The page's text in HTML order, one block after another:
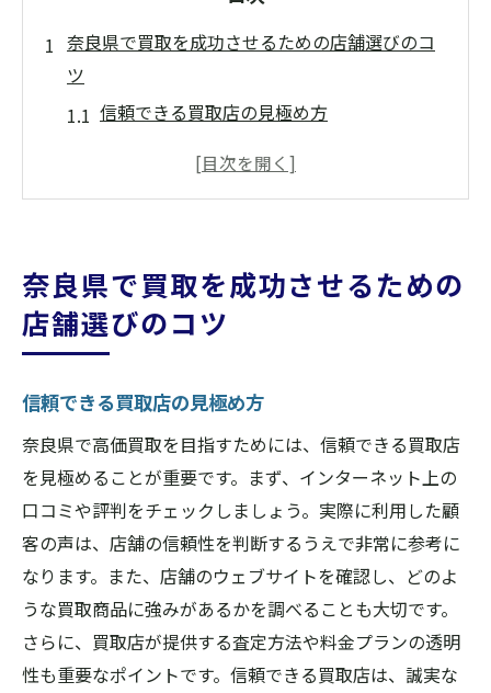
奈良県で買取を成功させるための店舗選びのコ
ツ
信頼できる買取店の見極め方
店舗の立地とアクセスの重要性
顧客サービスの質を評価するポイント
信頼できる買取店舗を奈良県で見つける方法
地域の口コミサイトを活用しよう
買取店舗の認証やライセンスを確認
友人や家族のおすすめを参考に
店舗の専門分野に注目する
相談しやすい雰囲気の店を選ぶ
口コミ評価が高い奈良県の買取店舗を探す
口コミ評価が信頼のバロメーター
評価サイトの使い方と注意点
奈良県で買取を成功させるための
店舗選びのコツ
信頼できる買取店の見極め方
奈良県で高価買取を目指すためには、信頼できる買取店
を見極めることが重要です。まず、インターネット上の
口コミや評判をチェックしましょう。実際に利用した顧
客の声は、店舗の信頼性を判断するうえで非常に参考に
なります。また、店舗のウェブサイトを確認し、どのよ
うな買取商品に強みがあるかを調べることも大切です。
さらに、買取店が提供する査定方法や料金プランの透明
性も重要なポイントです。信頼できる買取店は、誠実な